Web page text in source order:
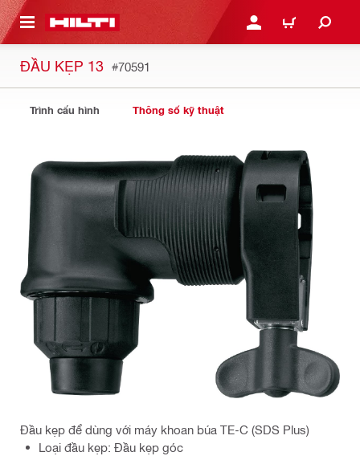
NỘI DUNG CHÍNH ĐĂNG NHẬP HOẶC
GIỎ HÀNG
ĐẦU KẸP 13 #70591
Trình cấu hình Thông số kỹ thuật
Đầu kẹp để dùng với máy khoan búa TE-C (SDS Plus)
Loại đầu kẹp: Đầu kẹp góc